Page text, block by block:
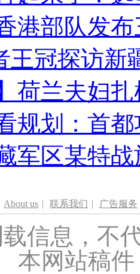
港部队发
王冠探访新
荷兰夫妇
规划：首
军区某特
About us | 联系我们 | 广告服务
信息，不
本网站稿